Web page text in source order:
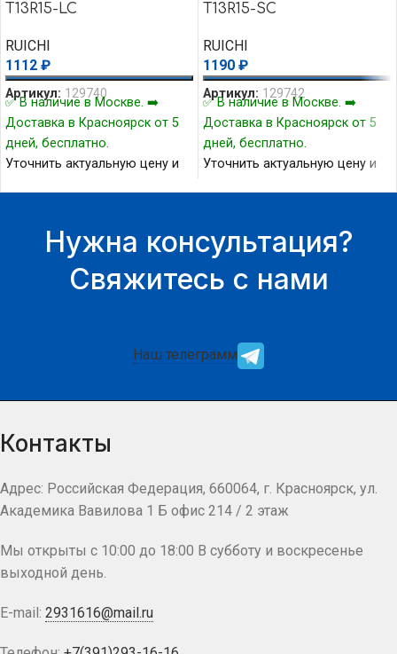
T13R15-LC
RUICHI
1112 ₽
Артикул: 129740
✅ В наличие в Москве. ➡️
Доставка в Красноярск от 5
дней, бесплатно.
Уточнить актуальную цену и
T13R15-SC
RUICHI
1190 ₽
Артикул: 129742
✅ В наличие в Москве. ➡️
Доставка в Красноярск от 5
дней, бесплатно.
Уточнить актуальную цену и
Нужна консультация?
Свяжитесь с нами
Наш телеграмм
Контакты
Адрес: Российская Федерация, 660064, г. Красноярск, ул.
Академика Вавилова 1 Б офис 214 / 2 этаж
Мы открыты с 10:00 до 18:00 В субботу и воскресенье
выходной день.
E-mail: 2931616@mail.ru